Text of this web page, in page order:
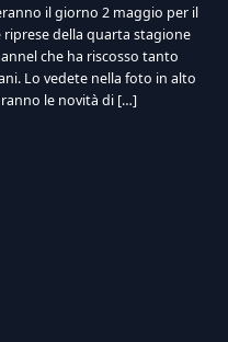
il giorno 2 maggio per il
della quarta stagione
che ha riscosso tanto
Lo vedete nella foto in alto
le novità di […]